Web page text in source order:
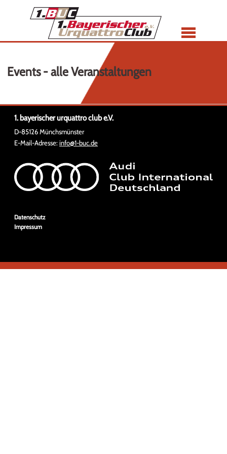
Menü
Events - alle Veranstaltungen
1. bayerischer urquattro club e.V.
D-85126 Münchsmünster
E-Mail-Adresse:info@1-buc.de
Navigation
überspringen
Datenschutz
Impressum